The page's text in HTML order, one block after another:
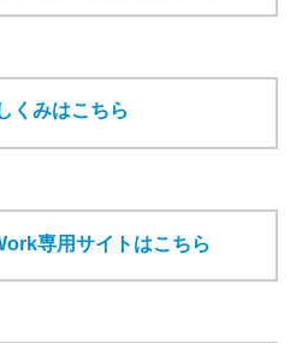
くみはこちら
専用サイトはこちら